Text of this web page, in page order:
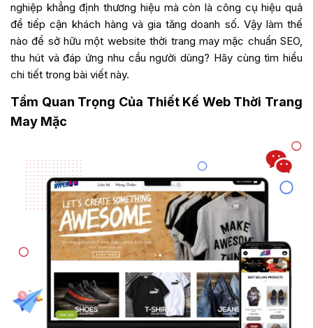
nghiệp khẳng định thương hiệu mà còn là công cụ hiệu quả
để tiếp cận khách hàng và gia tăng doanh số. Vậy làm thế
nào để sở hữu một website thời trang may mặc chuẩn SEO,
thu hút và đáp ứng nhu cầu người dùng? Hãy cùng tìm hiểu
chi tiết trong bài viết này.
Tầm Quan Trọng Của Thiết Kế Web Thời Trang
May Mặc